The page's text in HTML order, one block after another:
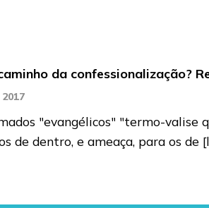
da confessionalização?
"evangélicos" "termo-
de dentro, e ameaça, para os de